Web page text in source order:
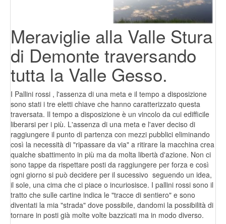
Meraviglie alla Valle Stura
di Demonte traversando
tutta la Valle Gesso.
I Pallini rossi , l'assenza di una meta e il tempo a disposizione
sono stati i tre eletti chiave che hanno caratterizzato questa
traversata. Il tempo a disposizione è un vincolo da cui edifficile
liberarsi per i più. L'assenza di una meta e l'aver deciso di
raggiungere il punto di partenza con mezzi pubblici eliminando
così la necessità di "ripassare da via" a ritirare la macchina crea
qualche sbattimento in più ma da molta libertà d'azione. Non ci
sono tappe da rispettare posti da raggiungere per forza e così
ogni giorno si può decidere per il sucessivo seguendo un idea,
il sole, una cima che ci piace o incuriosisce. I pallini rossi sono il
tratto che sulle cartine indica le "tracce di sentiero" e sono
diventati la mia "strada" dove possibile, dandomi la possibilità di
tornare in posti già molte volte bazzicati ma in modo diverso.